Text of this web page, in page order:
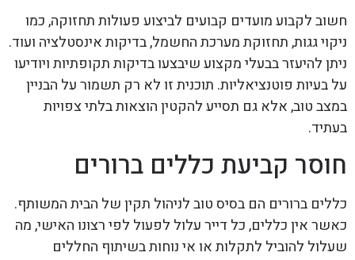
חשוב לקבוע מועדים קבועים לביצוע פעולות תחזוקה, כמו
ניקוי גגות, תחזוקת מערכת החשמל, בדיקות אינסטלציה ועוד.
ניתן להיעזר בבעלי מקצוע שיבצעו בדיקות תקופתיות ויודיעו
על בעיות פוטנציאליות. תוכנית זו לא רק תשמור על הבניין
במצב טוב, אלא גם תסייע להקטין הוצאות בלתי צפויות
בעתיד.
חוסר קביעת כללים ברורים
כללים ברורים הם בסיס טוב לניהול תקין של הבית המשותף.
כאשר אין כללים, כל דייר עלול לפעול לפי רצונו האישי, מה
שעלול להוביל לתקלות או אי נוחות בשיתוף החללים